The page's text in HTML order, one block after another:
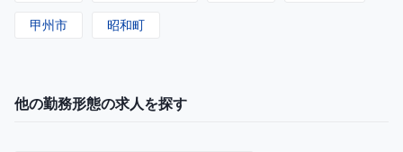
甲州市 昭和町
他の勤務形態の求人を探す